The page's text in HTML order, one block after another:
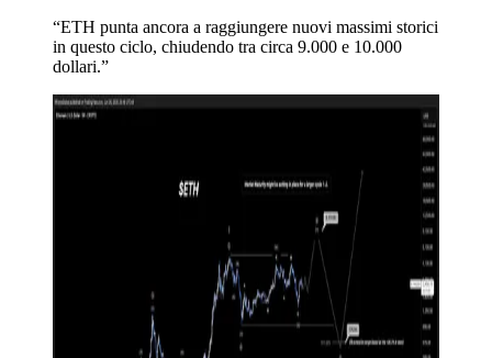
“ETH punta ancora a raggiungere nuovi massimi storici
in questo ciclo, chiudendo tra circa 9.000 e 10.000
dollari.”